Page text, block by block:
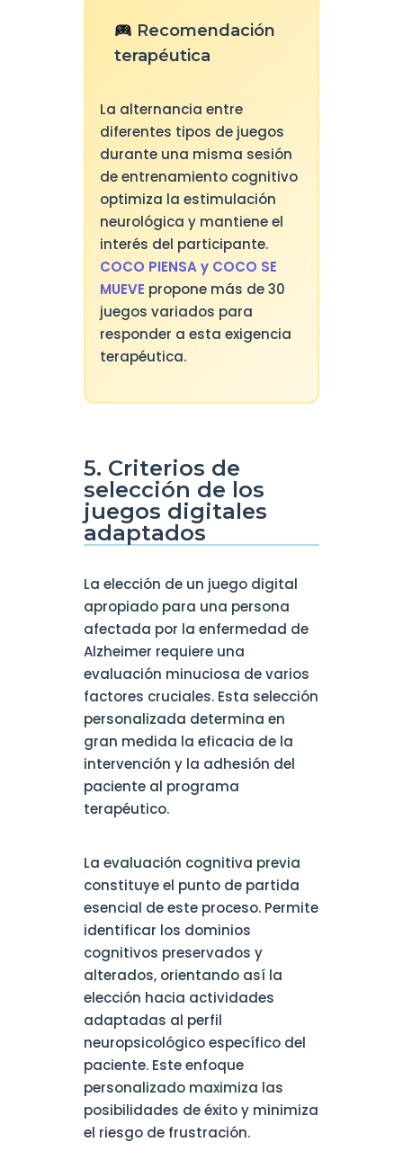
Recomendación
terapéutica
La alternancia entre
diferentes tipos de juegos
durante una misma sesión
de entrenamiento cognitivo
optimiza la estimulación
neurológica y mantiene el
interés del participante.
COCO PIENSA y COCO SE
MUEVE propone más de 30
juegos variados para
responder a esta exigencia
terapéutica.
5. Criterios de
selección de los
juegos digitales
adaptados
La elección de un juego digital
apropiado para una persona
afectada por la enfermedad de
Alzheimer requiere una
evaluación minuciosa de varios
factores cruciales. Esta selección
personalizada determina en
gran medida la eficacia de la
intervención y la adhesión del
paciente al programa
terapéutico.
La evaluación cognitiva previa
constituye el punto de partida
esencial de este proceso. Permite
identificar los dominios
cognitivos preservados y
alterados, orientando así la
elección hacia actividades
adaptadas al perfil
neuropsicológico específico del
paciente. Este enfoque
personalizado maximiza las
posibilidades de éxito y minimiza
el riesgo de frustración.